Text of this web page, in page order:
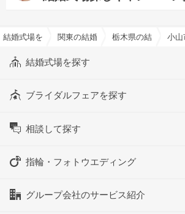
結婚式場を探すならハナユメ
関東の結婚式場栃木県の結婚式場小山
結婚式場を探す
ブライダルフェアを探す
相談して探す
指輪・フォトウエディング
グループ会社のサービス紹介